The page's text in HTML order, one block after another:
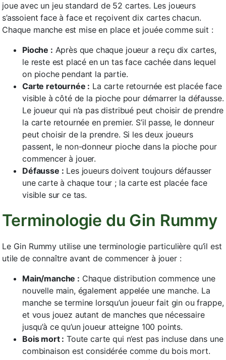
joue avec un jeu standard de 52 cartes. Les joueurs
s’assoient face à face et reçoivent dix cartes chacun.
Chaque manche est mise en place et jouée comme suit :
Pioche : Après que chaque joueur a reçu dix cartes,
le reste est placé en un tas face cachée dans lequel
on pioche pendant la partie.
Carte retournée : La carte retournée est placée face
visible à côté de la pioche pour démarrer la défausse.
Le joueur qui n’a pas distribué peut choisir de prendre
la carte retournée en premier. S’il passe, le donneur
peut choisir de la prendre. Si les deux joueurs
passent, le non-donneur pioche dans la pioche pour
commencer à jouer.
Défausse : Les joueurs doivent toujours défausser
une carte à chaque tour ; la carte est placée face
visible sur ce tas.
Terminologie du Gin Rummy
Le Gin Rummy utilise une terminologie particulière qu’il est
utile de connaître avant de commencer à jouer :
Main/manche : Chaque distribution commence une
nouvelle main, également appelée une manche. La
manche se termine lorsqu’un joueur fait gin ou frappe,
et vous jouez autant de manches que nécessaire
jusqu’à ce qu’un joueur atteigne 100 points.
Bois mort : Toute carte qui n’est pas incluse dans une
combinaison est considérée comme du bois mort.